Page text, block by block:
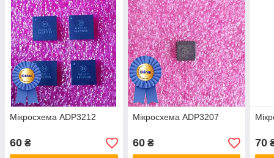
Мікросхема ADP3212
60 ₴
Мікросхема ADP3207
60₴ 70